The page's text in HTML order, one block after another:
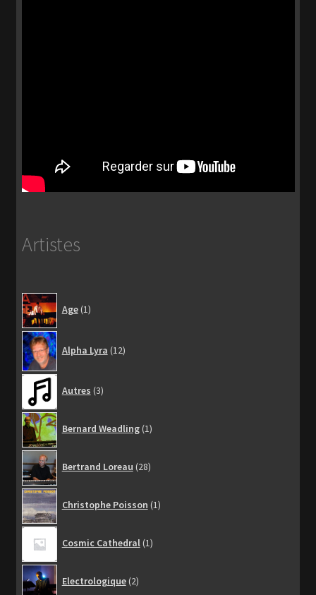
Artistes
Age 1produit
Alpha Lyra 12produits
Autres 3produits
Bernard Weadling 1produit
Bertrand Loreau 28produits
Christophe Poisson 1produit
Cosmic Cathedral 1produit
Electrologique 2produits